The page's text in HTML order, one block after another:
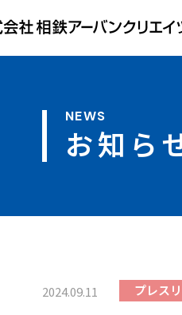
お知ら
2024.09.11 プレス